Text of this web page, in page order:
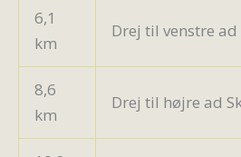
6,1
km
Drej til venstre ad
8,6
km
Drej til højre ad